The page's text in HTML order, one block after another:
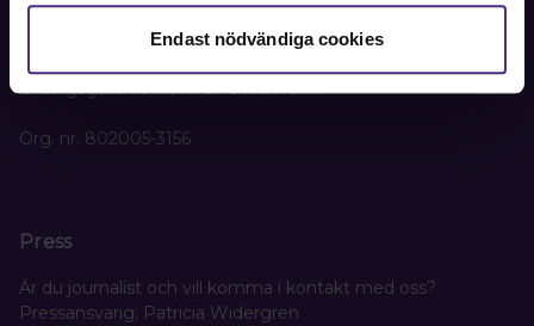
Endast nödvändiga cookies
111 84 Stockholm
Oxtorgsgatan 9-11, 111 57 Stockholm
Org. nr. 802005-3156
Press
Är du journalist och vill komma i kontakt med oss?
Pressansvarig: Patricia Widergren